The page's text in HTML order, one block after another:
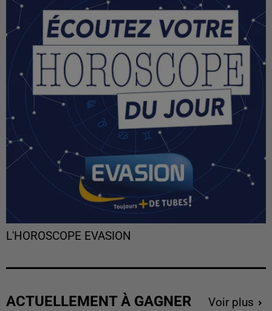
L'HOROSCOPE EVASION
ACTUELLEMENT À GAGNER Voir plus